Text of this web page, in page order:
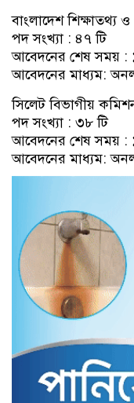
বাংলাদেশ শিক্ষাতথ্য
পদ সংখ্যা : ৪৭ টি
আবেদনের শেষ সময় :
আবেদনের মাধ্যম:
সিলেট বিভাগীয়
পদ সংখ্যা : ৩৮ টি
আবেদনের শেষ সময় :
আবেদনের মাধ্যম: